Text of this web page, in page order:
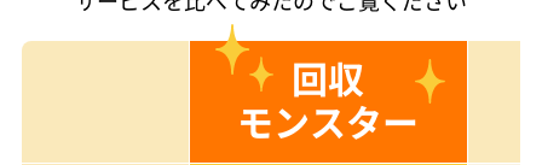
回収
モンスター